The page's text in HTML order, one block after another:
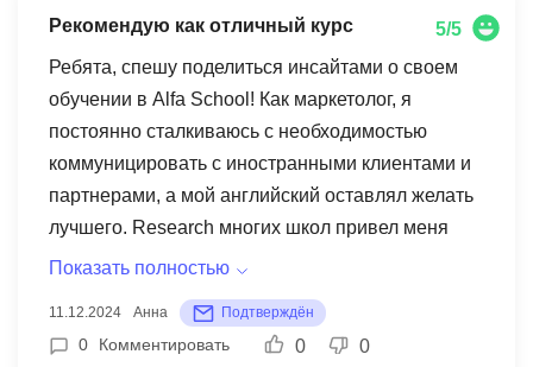
раньше казались слишком сложными. Система
обучения напоминает хорошо написанный код -
все модули логически связаны, есть четкая
прогрессия сложности, и главное - много
практики. Особенно круто, что расписание
гибкое - можно подстроить под школу и свои
проекты. Уже начал понимать англоязычные
видео по программированию без субтитров, это
свой технический английский - однозначно
рекомендую.
Рекомендую как отличный курс
5/5
Ребята, спешу поделиться инсайтами о своем
обучении в Alfa School! Как маркетолог, я
постоянно сталкиваюсь с необходимостью
коммуницировать с иностранными клиентами и
партнерами, а мой английский оставлял желать
лучшего. Research многих школ привел меня
сюда, и это оказался настоящий game changer
настоящий профи, который сразу понял мои
боли и подстроил программу под специфику
Показать полностью
11.12.2024 Анна Подтверждён
0 Комментировать 0 0